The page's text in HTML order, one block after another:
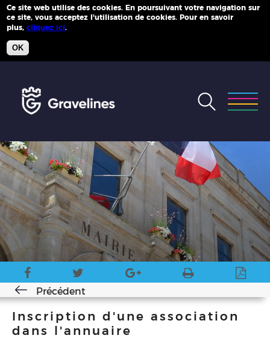
Ce site web utilise des cookies. En poursuivant votre navigation sur
ce site, vous acceptez l'utilisation de cookies. Pour en savoir
plus,cliquez ici.
OK
Précédent
Inscription d'une association
dans l'annuaire